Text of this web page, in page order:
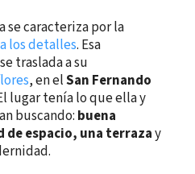
se caracteriza por la
los detalles. Esa
traslada a su
, en elSan Fernando
lugar tenía lo que ella y
buscando: buena
espacio, una terrazay